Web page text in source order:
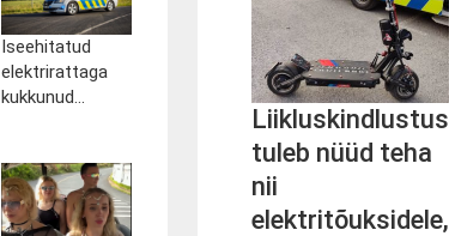
Iseehitatud
elektrirattaga
kukkunud...
Liikluskindlustus
tuleb nüüd teha
nii
elektritõuksidele,